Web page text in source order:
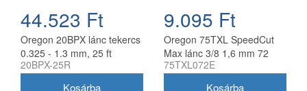
44.523 Ft
Oregon 20BPX lánc tekercs
0.325 - 1.3 mm, 25 ft
20BPX-25R
9.095 Ft
Oregon 75TXL SpeedCut
Max lánc 3/8 1,6 mm 72
szem
75TXL072E